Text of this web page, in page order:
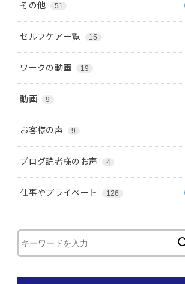
その他 51
セルフケア一覧 15
ワークの動画 19
動画 9
お客様の声 9
ブログ読者様のお声 4
仕事やプライベート 126